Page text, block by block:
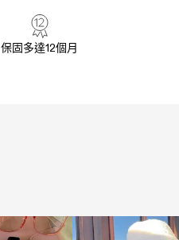
保固多達12個月